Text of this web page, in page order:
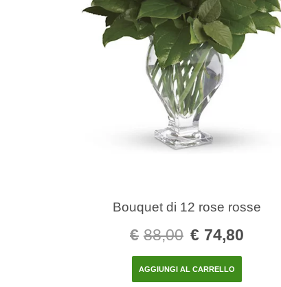
Bouquet di 12 rose rosse
€ 88,00 € 74,80
AGGIUNGI AL CARRELLO